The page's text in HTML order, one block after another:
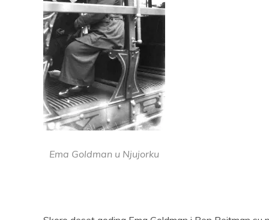
Ema Goldman u Njujorku